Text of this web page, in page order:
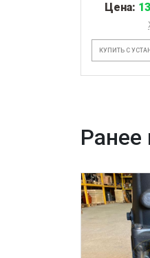
Цена:
КУПИТЬ С